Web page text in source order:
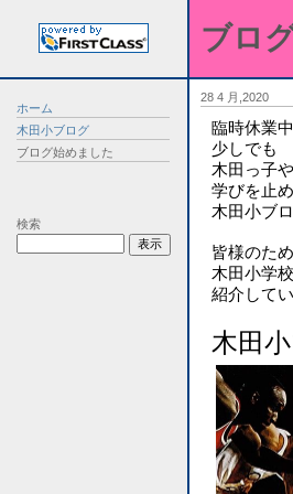
ホーム
木田小ブログ
ブログ始めました
検索
ブロ
28 4 月,2020
臨時休業
少しでも
木田っ子
学びを止
木田小ブ
皆様のた
木田小学
紹介して
木田